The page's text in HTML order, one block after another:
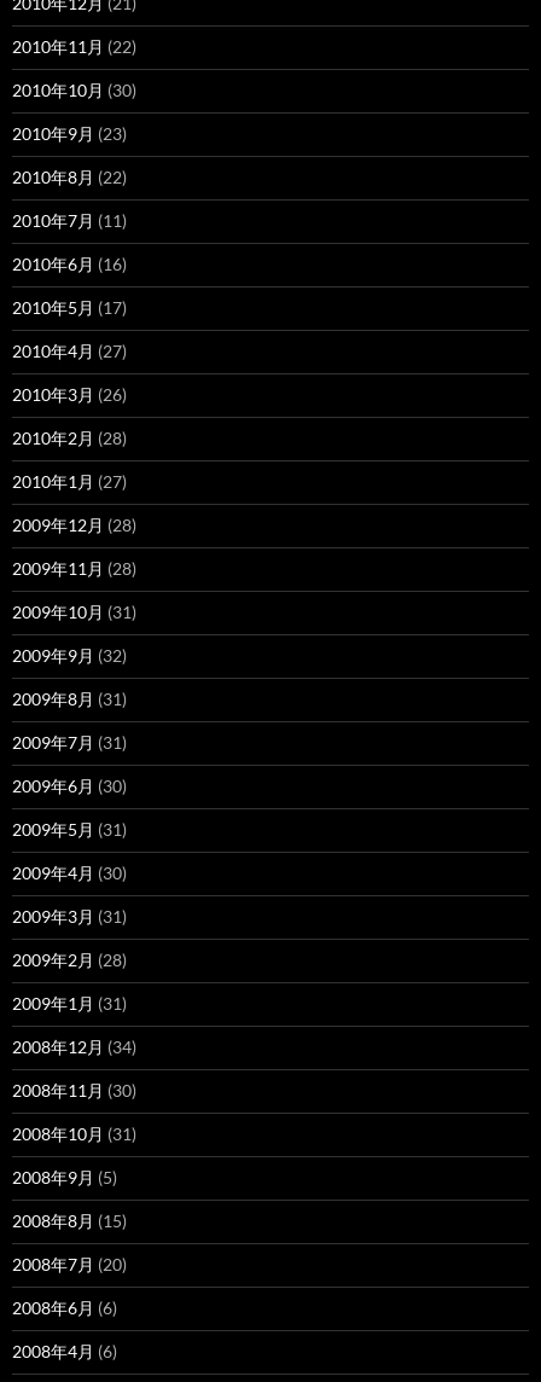
2010年11月 (22)
2010年10月 (30)
2010年9月 (23)
2010年8月 (22)
2010年7月 (11)
2010年6月 (16)
2010年5月 (17)
2010年4月 (27)
2010年3月 (26)
2010年2月 (28)
2010年1月 (27)
2009年12月 (28)
2009年11月 (28)
2009年10月 (31)
2009年9月 (32)
2009年8月 (31)
2009年7月 (31)
2009年6月 (30)
2009年5月 (31)
2009年4月 (30)
2009年3月 (31)
2009年2月 (28)
2009年1月 (31)
2008年12月 (34)
2008年11月 (30)
2008年10月 (31)
2008年9月 (5)
2008年8月 (15)
2008年7月 (20)
2008年6月 (6)
2008年4月 (6)